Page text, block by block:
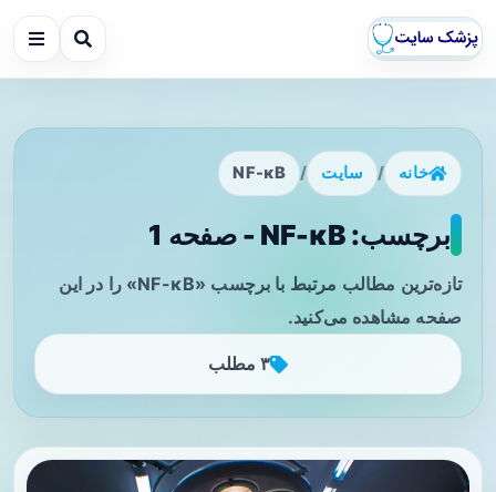
خانه / سایت /
NF-κB
برچسب: NF-κB - صفحه 1
تازه‌ترین مطالب مرتبط با برچسب «NF-κB» را در این
صفحه مشاهده می‌کنید.
۳ مطلب